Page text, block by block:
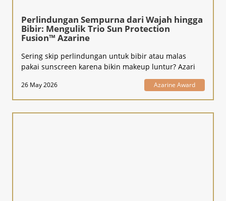
Perlindungan Sempurna dari Wajah hingga
Bibir: Mengulik Trio Sun Protection
Fusion™ Azarine
Sering skip perlindungan untuk bibir atau malas
pakai sunscreen karena bikin makeup luntur? Azari
26 May 2026 Azarine Award